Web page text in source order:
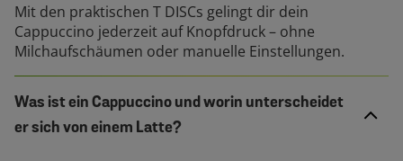
Mit den praktischen T DISCs gelingt dir dein
Cappuccino jederzeit auf Knopfdruck – ohne
Milchaufschäumen oder manuelle Einstellungen.
Was ist ein Cappuccino und worin unterscheidet
er sich von einem Latte?